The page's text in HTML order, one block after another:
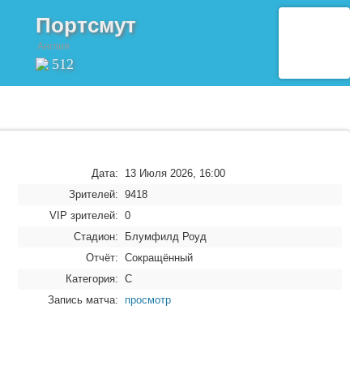
Портсмут
Англия
512
Дата:
13 Июля 2026, 16:00
Зрителей: 9418
VIP зрителей: 0
Стадион:
Блумфилд Роуд
Отчёт: Сокращённый
Категория: C
Запись матча:
просмотр